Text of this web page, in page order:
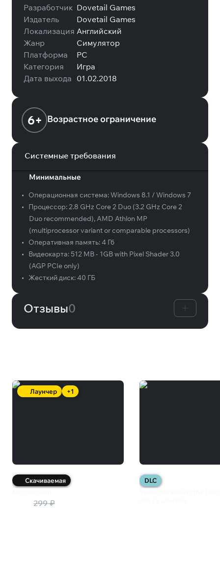
Разработчик Dovetail Games
Издатель
Dovetail Games
Локализация Английский
Жанр
Симулятор
Платформа
PC
Категория
Игра
Дата выхода 01.02.2018
6+ Возрастное ограничение
Системные требования
Минимальные
• Операционная система:Windows 8.1 / Windows 7
•
Процессор:2.8 GHz Core 2 Duo (3.2 GHz Core 2
Duo recommended), AMD Athlon MP
(multiprocessor variant or comparable processors)
•
Оперативная память:4 Гб
•
Видеокарта: 512 MB - 1GB with Pixel Shader 3.0
(AGP PCIe only)
•
Жесткий диск:40 ГБ
Отзывы0
Лаунчер +1
Скачиваемая
299 ₽
DLC